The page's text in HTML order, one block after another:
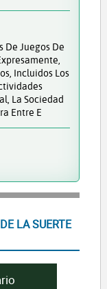
De Juegos De
Incluidos Los
La Sociedad
Entre E
LA SUERTE